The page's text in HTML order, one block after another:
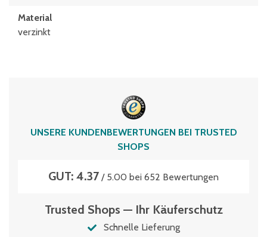
Material
verzinkt
UNSERE KUNDENBEWERTUNGEN BEI TRUSTED
SHOPS
GUT: 4.37 / 5.00 bei 652 Bewertungen
Trusted Shops — Ihr Käuferschutz
Schnelle Lieferung